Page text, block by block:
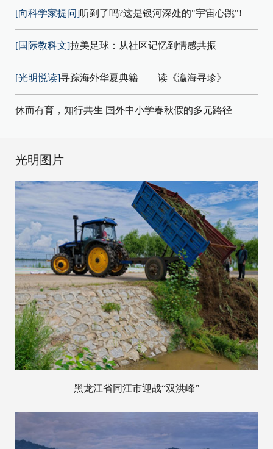
[向科学家提问]听到了吗?这是银河深处的"宇宙心跳"!
[国际教科文]拉美足球：从社区记忆到情感共振
[光明悦读]寻踪海外华夏典籍——读《瀛海寻珍》
休而有育，知行共生 国外中小学春秋假的多元路径
光明图片
黑龙江省同江市迎战“双洪峰”